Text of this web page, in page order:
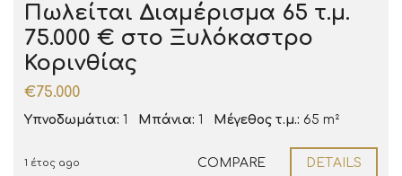
Πωλείται Διαμέρισμα 65 τ.μ.
75.000 € στο Ξυλόκαστρο
Κορινθίας
€75.000
Υπνοδωμάτια: 1 Μπάνια: 1 Μέγεθος τ.μ.: 65 m²
1 έτος ago COMPARE DETAILS